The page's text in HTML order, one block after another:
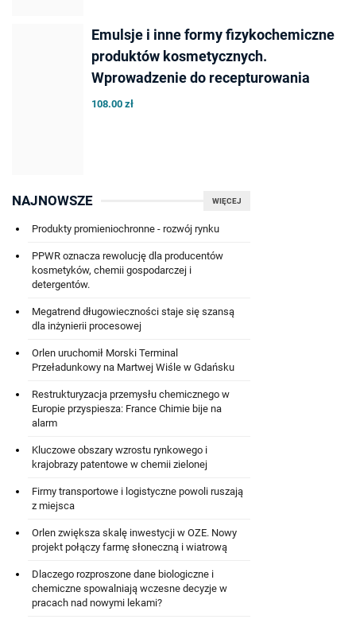
Emulsje i inne formy fizykochemiczne
produktów kosmetycznych.
Wprowadzenie do recepturowania
108.00 zł
WIĘCEJ
NAJNOWSZE
Produkty promieniochronne - rozwój rynku
PPWR oznacza rewolucję dla producentów
kosmetyków, chemii gospodarczej i
detergentów.
Megatrend długowieczności staje się szansą
dla inżynierii procesowej
Orlen uruchomił Morski Terminal
Przeładunkowy na Martwej Wiśle w Gdańsku
Restrukturyzacja przemysłu chemicznego w
Europie przyspiesza: France Chimie bije na
alarm
Kluczowe obszary wzrostu rynkowego i
krajobrazy patentowe w chemii zielonej
Firmy transportowe i logistyczne powoli ruszają
z miejsca
Orlen zwiększa skalę inwestycji w OZE. Nowy
projekt połączy farmę słoneczną i wiatrową
Dlaczego rozproszone dane biologiczne i
chemiczne spowalniają wczesne decyzje w
pracach nad nowymi lekami?